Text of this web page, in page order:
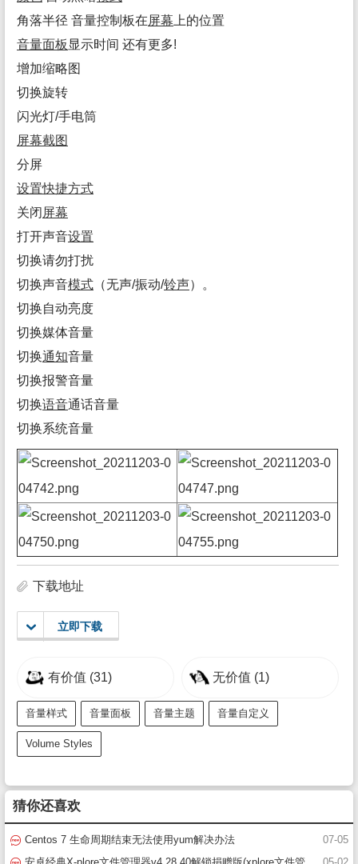
角落半径 音量控制板在屏幕 上的位置
音量面板 显示时间 还有更多!
增加缩略图
切换旋转
闪光灯/手电筒
屏幕截图
分屏
设置快捷方式
关闭 屏幕
打开声音设置
切换请勿打扰
切换声音模式 （无声/振动/铃声）。
切换自动亮度
切换媒体音量
切换通知音量
切换报警音量
切换语音通话音量
切换系统音量
下载地址
立即下载
有价值 (31) 无价值 (1)
音量样式 音量面板 音量主题 音量自定义
Volume Styles
猜你还喜欢
07-05
Centos 7 生命周期结束无法使用yum解决办法